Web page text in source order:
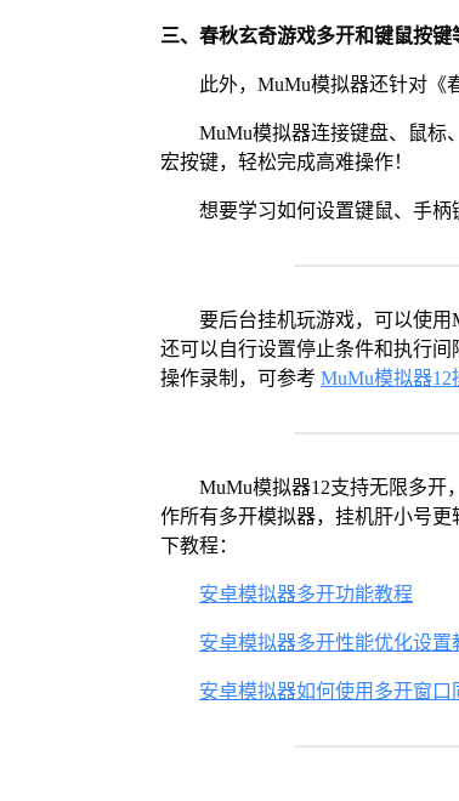
三、春秋玄奇游戏多开和键鼠按键
此外，MuMu模拟器还针对《
MuMu模拟器连接键盘、鼠标
宏按键，轻松完成高难操作！
想要学习如何设置键鼠、手柄
要后台挂机玩游戏，可以使用
还可以自行设置停止条件和执行
操作录制，可参考 MuMu模拟器12
MuMu模拟器12支持无限多开
作所有多开模拟器，挂机肝小号
下教程：
安卓模拟器多开功能教程
安卓模拟器多开性能优化设置
安卓模拟器如何使用多开窗口